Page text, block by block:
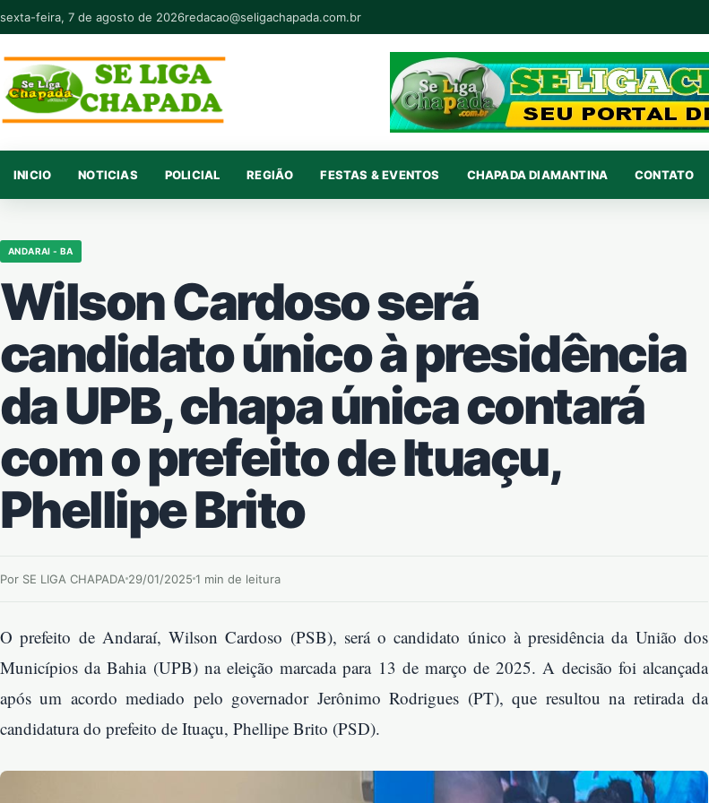
Pular para o conteúdo
sexta-feira, 7 de agosto de 2026redacao@seligachapada.com.br
INICIO NOTICIAS POLICIAL REGIÃO FESTAS & EVENTOS CHAPADA DIAMANTINA CONTATO
ANDARAI - BA
Wilson Cardoso será
candidato único à presidência
da UPB, chapa única contará
com o prefeito de Ituaçu,
Phellipe Brito
Por SE LIGA CHAPADA 29/01/2025 1 min de leitura
O prefeito de Andaraí, Wilson Cardoso (PSB), será o candidato único à presidência da União dos
Municípios da Bahia (UPB) na eleição marcada para 13 de março de 2025. A decisão foi alcançada
após um acordo mediado pelo governador Jerônimo Rodrigues (PT), que resultou na retirada da
candidatura do prefeito de Ituaçu, Phellipe Brito (PSD).